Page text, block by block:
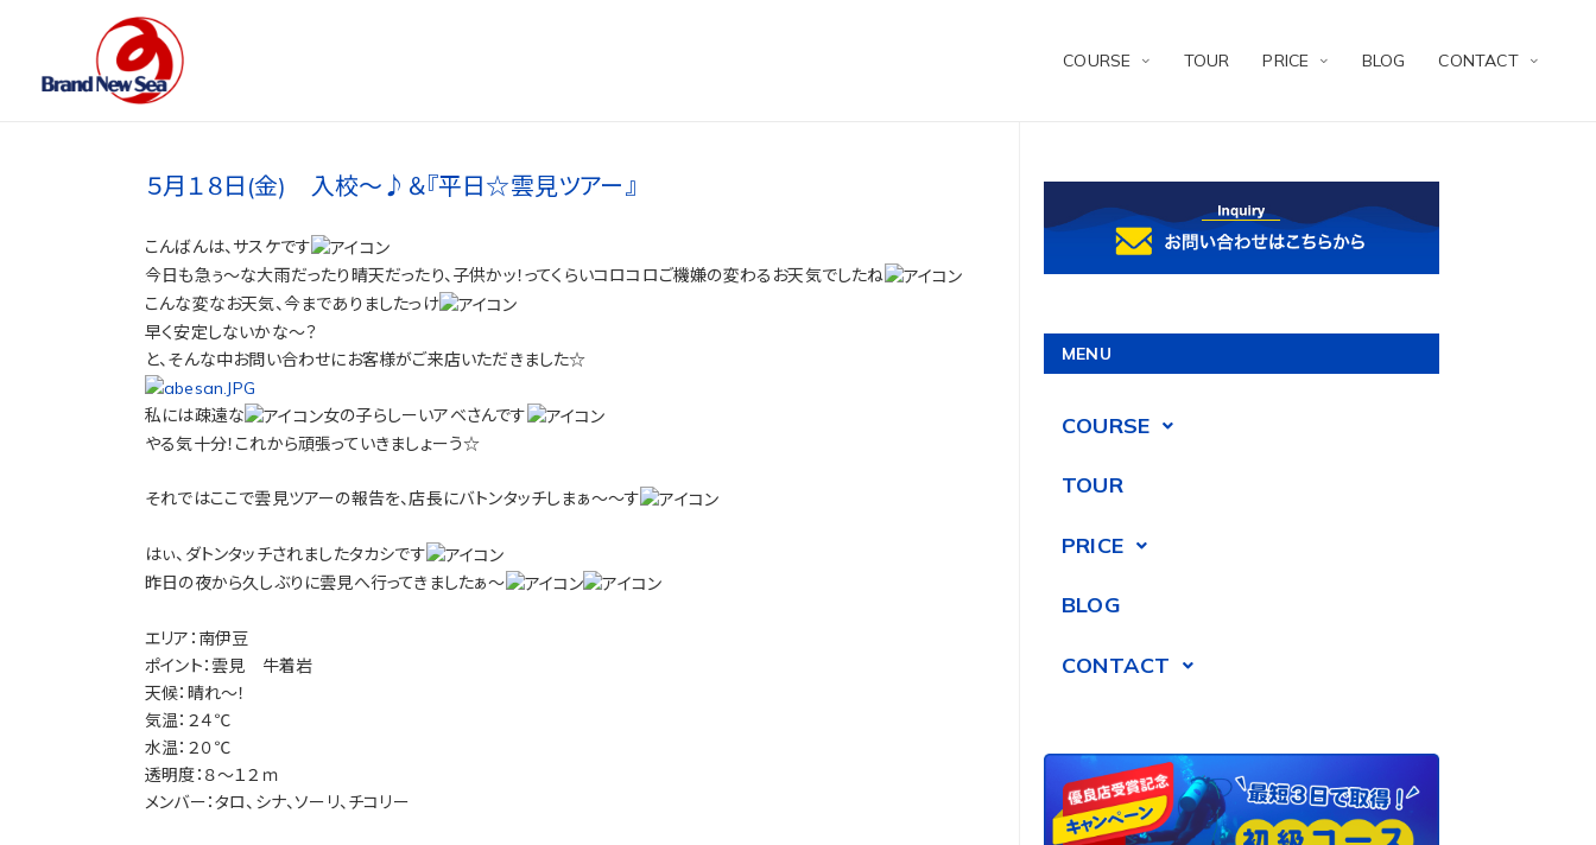
COURSE TOUR PRICE BLOG CONTACT
５月１８日(金) 入校～♪＆『平日☆雲見ツアー』
こんばんは、サスケです
今日も急ぅ～な大雨だったり晴天だったり、子供かッ！ってくらいコロコロご機嫌の変わるお天気でしたね
こんな変なお天気、今までありましたっけ
早く安定しないかな～？
と、そんな中お問い合わせにお客様がご来店いただきました☆
私には疎遠な
女の子らしーいアベさんです
やる気十分！これから頑張っていきましょーう☆
それではここで雲見ツアーの報告を、店長にバトンタッチしまぁ～～す
はぃ、ダトンタッチされましたタカシです
昨日の夜から久しぶりに雲見へ行ってきましたぁ～
エリア：南伊豆
ポイント：雲見 牛着岩
天候：晴れ～！
気温：２４℃
水温：２０℃
透明度：８～１２ｍ
メンバー：タロ、シナ、ソーリ、チコリー
MENU
COURSE
TOUR
PRICE
BLOG
CONTACT